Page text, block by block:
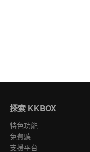
探索 KKBOX
特色功能
免費聽
支援平台